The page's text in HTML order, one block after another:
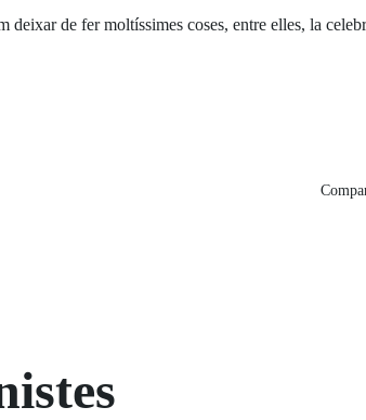
deixar de fer moltíssimes coses, entre elles, la